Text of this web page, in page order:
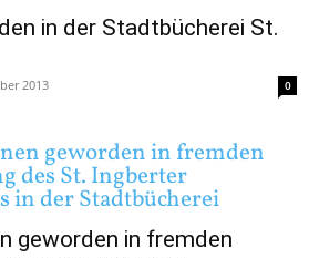
in der Stadtbücherei St.
2013 0
geworden in fremden